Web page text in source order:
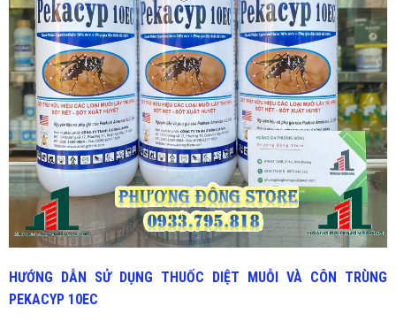
HƯỚNG DẪN SỬ DỤNG THUỐC DIỆT MUỖI VÀ CÔN TRÙNG
PEKACYP 10EC